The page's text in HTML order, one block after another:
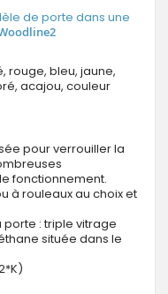
de porte dans une
rouge, bleu, jaune,
acajou, couleur
pour verrouiller la
fonctionnement.
à rouleaux au choix et
: triple vitrage
située dans le